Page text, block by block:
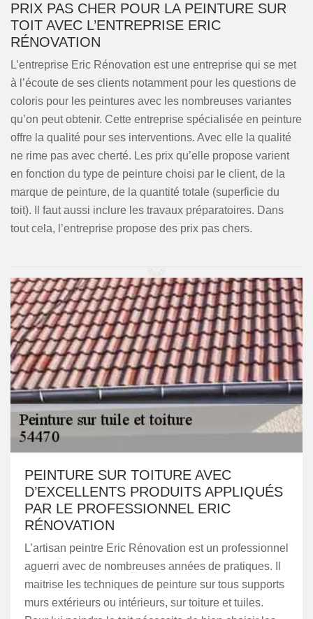
PRIX PAS CHER POUR LA PEINTURE SUR
TOIT AVEC L’ENTREPRISE ERIC
RÉNOVATION
L’entreprise Eric Rénovation est une entreprise qui se met
à l’écoute de ses clients notamment pour les questions de
coloris pour les peintures avec les nombreuses variantes
qu’on peut obtenir. Cette entreprise spécialisée en peinture
offre la qualité pour ses interventions. Avec elle la qualité
ne rime pas avec cherté. Les prix qu’elle propose varient
en fonction du type de peinture choisi par le client, de la
marque de peinture, de la quantité totale (superficie du
toit). Il faut aussi inclure les travaux préparatoires. Dans
tout cela, l’entreprise propose des prix pas chers.
PEINTURE SUR TOITURE AVEC
D’EXCELLENTS PRODUITS APPLIQUÉS
PAR LE PROFESSIONNEL ERIC
RÉNOVATION
L’artisan peintre Eric Rénovation est un professionnel
aguerri avec de nombreuses années de pratiques. Il
maitrise les techniques de peinture sur tous supports
murs extérieurs ou intérieurs, sur toiture et tuiles.